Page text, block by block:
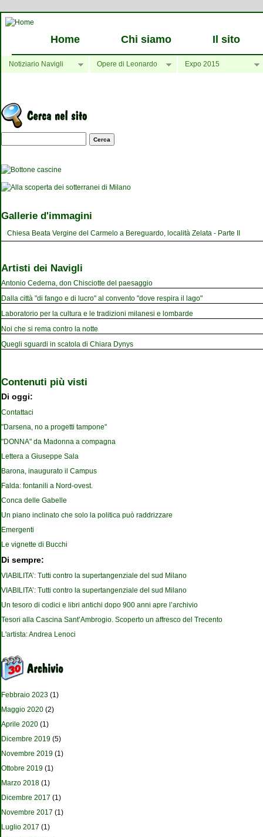
Home Chi siamo Il sito
Notiziario Navigli Opere di Leonardo Expo 2015
Maschera di ricerca
Gallerie d'immagini
Chiesa Beata Vergine del Carmelo a Bereguardo, località Zelata - Parte II
Artisti dei Navigli
Antonio Cederna, don Chisciotte del paesaggio
Dalla città "di fango e di lucro" al convento "dove respira il lago"
Laboratorio per la cultura e le tradizioni milanesi e lombarde
Noi che si rema contro la notte
Quegli sguardi in scatola di Chiara Dynys
Contenuti più visti
Di oggi:
Contattaci
"Darsena, no a progetti tampone"
"DONNA" da Madonna a compagna
Lettera a Giuseppe Sala
Barona, inaugurato il Campus
Falda: fontanili a Nord-ovest.
Conca delle Gabelle
Un piano inclinato che solo la politica può raddrizzare
Emergenti
Le vignette di Bucchi
Di sempre:
VIABILITA’: Tutti contro la supertangenziale del sud Milano
VIABILITA’: Tutti contro la supertangenziale del sud Milano
Un tesoro di codici e libri antichi dopo 900 anni apre l’archivio
Tesori alla Cascina Sant’Ambrogio. Scoperto un affresco del Trecento
L'artista: Andrea Lenoci
Febbraio 2023 (1)
Maggio 2020 (2)
Aprile 2020 (1)
Dicembre 2019 (5)
Novembre 2019 (1)
Ottobre 2019 (1)
Marzo 2018 (1)
Dicembre 2017 (1)
Novembre 2017 (1)
Luglio 2017 (1)